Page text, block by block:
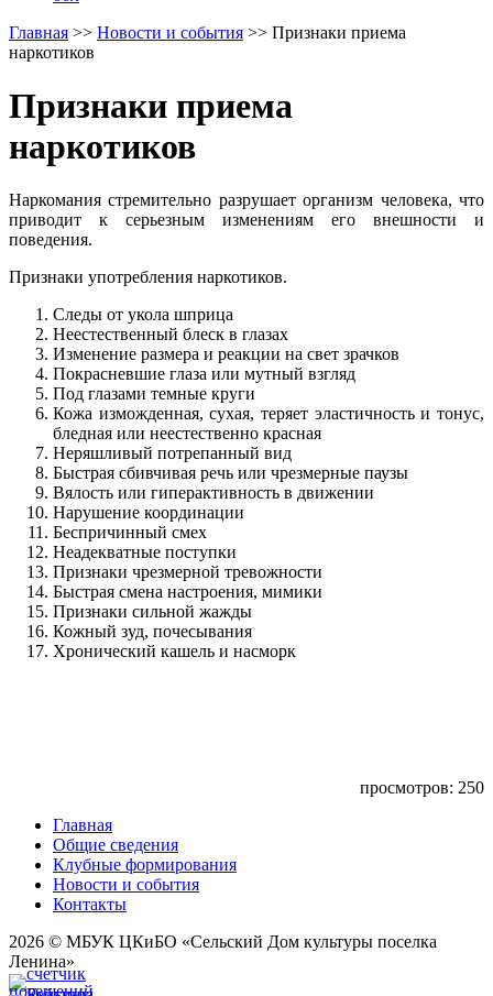
Главная >> Новости и события >> Признаки приема
наркотиков
Признаки приема
наркотиков
Наркомания стремительно разрушает организм человека, что
приводит к серьезным изменениям его внешности и
поведения.
Признаки употребления наркотиков.
Следы от укола шприца
Неестественный блеск в глазах
Изменение размера и реакции на свет зрачков
Покрасневшие глаза или мутный взгляд
Под глазами темные круги
Кожа изможденная, сухая, теряет эластичность и тонус,
бледная или неестественно красная
Неряшливый потрепанный вид
Быстрая сбивчивая речь или чрезмерные паузы
Вялость или гиперактивность в движении
Нарушение координации
Беспричинный смех
Неадекватные поступки
Признаки чрезмерной тревожности
Быстрая смена настроения, мимики
Признаки сильной жажды
Кожный зуд, почесывания
Хронический кашель и насморк
просмотров: 250
Главная
Общие сведения
Клубные формирования
Новости и события
Контакты
2026 © МБУК ЦКиБО «Сельский Дом культуры поселка
Ленина»